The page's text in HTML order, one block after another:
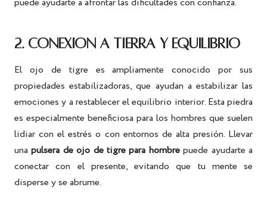
2. CONEXIÓN A TIERRA Y EQUILIBRIO
El ojo de tigre es ampliamente conocido por sus
propiedades estabilizadoras, que ayudan a estabilizar las
emociones y a restablecer el equilibrio interior. Esta piedra
es especialmente beneficiosa para los hombres que suelen
lidiar con el estrés o con entornos de alta presión. Llevar
una pulsera de ojo de tigre para hombre puede ayudarte a
conectar con el presente, evitando que tu mente se
disperse y se abrume.